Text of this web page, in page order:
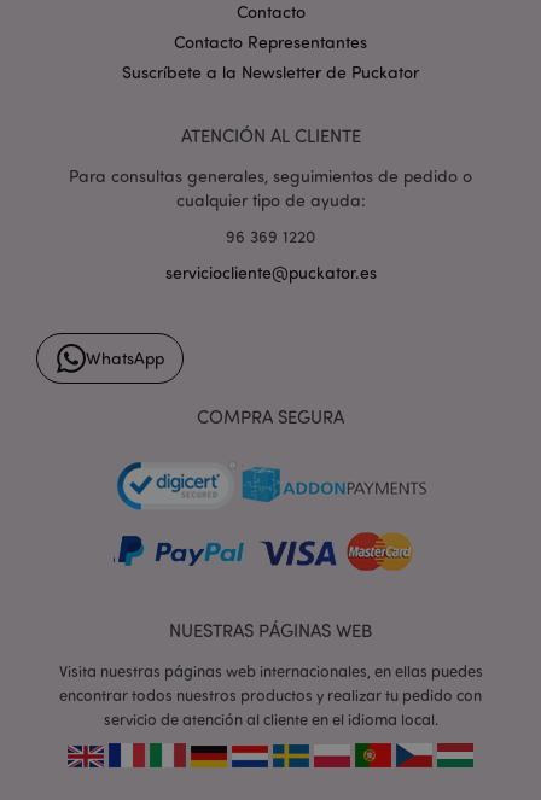
Contacto
Contacto Representantes
Suscríbete a la Newsletter de Puckator
ATENCIÓN AL CLIENTE
Para consultas generales, seguimientos de pedido o
cualquier tipo de ayuda:
96 369 1220
serviciocliente@puckator.es
WhatsApp
COMPRA SEGURA
NUESTRAS PÁGINAS WEB
Visita nuestras páginas web internacionales, en ellas puedes
encontrar todos nuestros productos y realizar tu pedido con
servicio de atención al cliente en el idioma local.
invalidation
www.puckator.es
form_key
PHPSESSID
PHP.net
.www.puckator.es
Política de privacidad de